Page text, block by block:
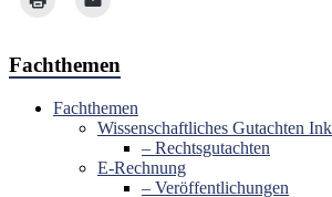
Fachthemen
Fachthemen
Wissenschaftliches Gutachten
– Rechtsgutachten
E-Rechnung
– Veröffentlichungen